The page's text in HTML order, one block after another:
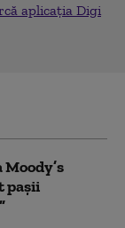
aplicația Digi
pașii